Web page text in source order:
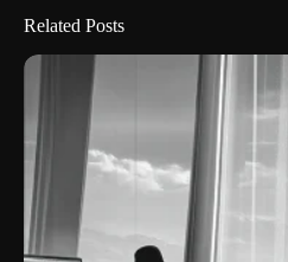
Related Posts